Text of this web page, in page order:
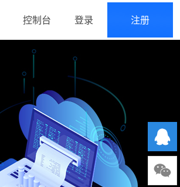
控制台 登录 注册